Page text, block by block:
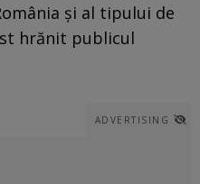
și al tipului de
hrănit publicul
ADVERTISING